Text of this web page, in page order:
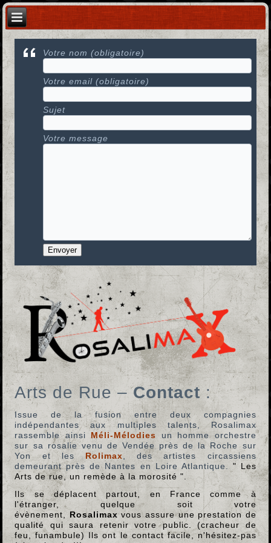
Votre nom (obligatoire)
Votre email (obligatoire)
Sujet
Votre message
Arts de Rue –Contact:
Issue de la fusion entre deux compagnies
indépendantes aux multiples talents, Rosalimax
rassemble ainsi Méli-Mélodies
un homme orchestre
sur sa rosalie venu de Vendée près de la Roche sur
Yon et les Rolimax , des artistes circassiens
demeurant près de Nantes en Loire Atlantique. " Les
Arts de rue, un remède à la morosité ".
Ils se déplacent partout, en France comme à
l'étranger, quelque soit votre
évènement, Rosalimaxvous assure une prestation de
qualité qui saura retenir votre public. (cracheur de
feu, funambule) Ils ont le contact facile, n'hésitez-pas